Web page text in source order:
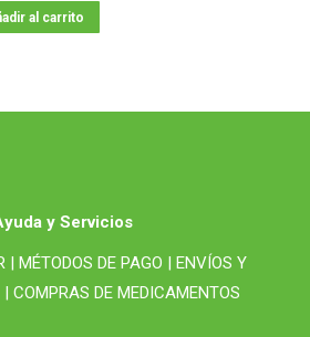
al carrito
y Servicios
| MÉTODOS DE PAGO | ENVÍOS Y
| COMPRAS DE MEDICAMENTOS